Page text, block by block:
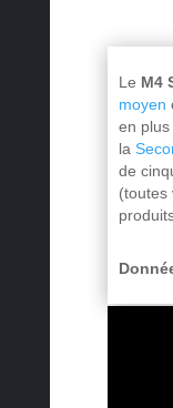
Le M4
moyen
en
la
de
(toutes